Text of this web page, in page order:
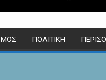
ΠΟΛΙΤΙΚΉ